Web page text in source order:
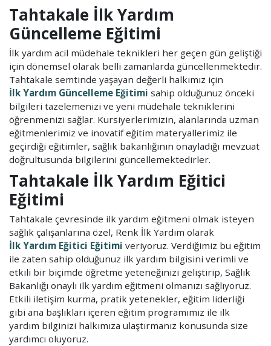
Tahtakale İlk Yardım
Güncelleme Eğitimi
İlk yardım acil müdehale teknikleri her geçen gün geliştiği
için dönemsel olarak belli zamanlarda güncellenmektedir.
Tahtakale semtinde yaşayan değerli halkımız için
İlk Yardım Güncelleme Eğitimi sahip olduğunuz önceki
bilgileri tazelemenizi ve yeni müdehale tekniklerini
öğrenmenizi sağlar. Kursiyerlerimizin, alanlarında uzman
eğitmenlerimiz ve inovatif eğitim materyallerimiz ile
geçirdiği eğitimler, sağlık bakanlığının onayladığı mevzuat
doğrultusunda bilgilerini güncellemektedirler.
Tahtakale İlk Yardım Eğitici
Eğitimi
Tahtakale çevresinde ilk yardım eğitmeni olmak isteyen
sağlık çalışanlarına özel, Renk İlk Yardım olarak
İlk Yardım Eğitici Eğitimi veriyoruz. Verdiğimiz bu eğitim
ile zaten sahip olduğunuz ilk yardım bilgisini verimli ve
etkili bir biçimde öğretme yeteneğinizi geliştirip, Sağlık
Bakanlığı onaylı ilk yardım eğitmeni olmanızı sağlıyoruz.
Etkili iletişim kurma, pratik yetenekler, eğitim liderliği
gibi ana başlıkları içeren eğitim programımız ile ilk
yardım bilginizi halkımıza ulaştırmanız konusunda size
yardımcı oluyoruz.